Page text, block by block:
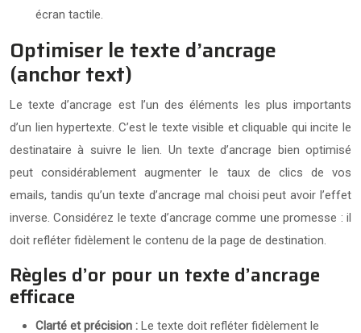
écran tactile.
Optimiser le texte d’ancrage
(anchor text)
Le texte d’ancrage est l’un des éléments les plus importants
d’un lien hypertexte. C’est le texte visible et cliquable qui incite le
destinataire à suivre le lien. Un texte d’ancrage bien optimisé
peut considérablement augmenter le taux de clics de vos
emails, tandis qu’un texte d’ancrage mal choisi peut avoir l’effet
inverse. Considérez le texte d’ancrage comme une promesse : il
doit refléter fidèlement le contenu de la page de destination.
Règles d’or pour un texte d’ancrage
efficace
Clarté et précision : Le texte doit refléter fidèlement le